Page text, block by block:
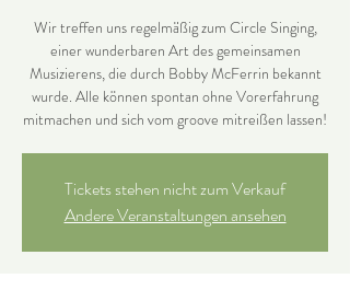
Wir treffen uns regelmäßig zum Circle Singing,
einer wunderbaren Art des gemeinsamen
Musizierens, die durch Bobby McFerrin bekannt
wurde. Alle können spontan ohne Vorerfahrung
mitmachen und sich vom groove mitreißen lassen!
Tickets stehen nicht zum Verkauf
Andere Veranstaltungen ansehen